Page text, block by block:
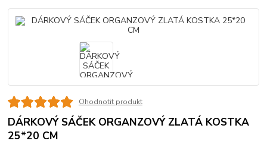
Ohodnotit produkt
DÁRKOVÝ SÁČEK ORGANZOVÝ ZLATÁ KOSTKA
25*20 CM